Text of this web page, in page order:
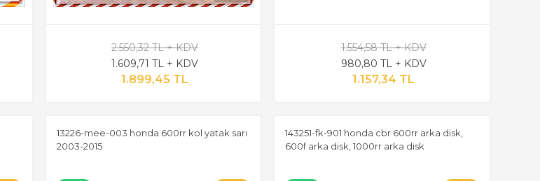
2.550,32 TL + KDV
1.609,71 TL + KDV
1.899,45 TL
1.554,58 TL + KDV
980,80 TL + KDV
1.157,34 TL
13226-mee-003 honda 600rr kol yatak sarı
2003-2015
143251-fk-901 honda cbr 600rr arka disk,
600f arka disk, 1000rr arka disk